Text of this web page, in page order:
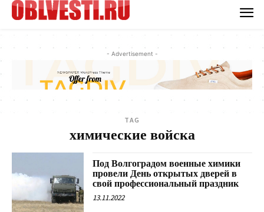
- Advertisement -
TAG
химические войска
Под Волгоградом военные химики
провели День открытых дверей в
свой профессиональный праздник
13.11.2022